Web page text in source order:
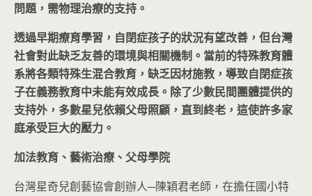
問題，需物理治療的支持。
透過早期療育學習，自閉症孩子的狀況有望改善，但台灣
社會對此缺乏友善的環境與相關機制。當前的特殊教育體
系將各類特殊生混合教育，缺乏因材施教，導致自閉症孩
子在義務教育中未能有效成長。除了少數民間團體提供的
支持外，多數星兒依賴父母照顧，直到終老，這使許多家
庭承受巨大的壓力。
加法教育、藝術治療、父母學院
台灣星奇兒創藝協會創辦人─陳穎君老師，在擔任國小特